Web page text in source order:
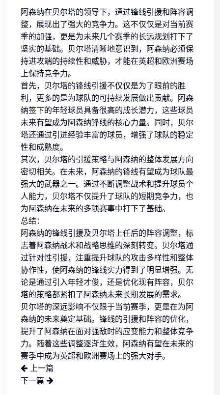
阿森纳在贝尔塔的领导下，通过锋线引援和阵容调
整，展现出了强大的竞争力。这不仅仅是对当前赛
季的加强，更是为未来几个赛季的长远规划打下了
坚实的基础。贝尔塔清晰地意识到，阿森纳必须保
持进攻端的持续性和威胁，才能在英超和欧洲赛场
上保持竞争力。
首先，贝尔塔的锋线引援不仅仅是为了眼前的胜
利，更多的是为球队的可持续发展做出贡献。阿森
纳签下的年轻球员具备很高的成长潜力，这些球员
未来有望成为阿森纳锋线的核心力量。同时，贝尔
塔还通过引进经验丰富的球员，增强了球队的稳定
性和成熟度。
其次，贝尔塔的引援策略与阿森纳的整体发展方向
密切相关。在未来，阿森纳的锋线有望成为球队最
强大的武器之一。通过不断调整战术和提升球员个
人能力，贝尔塔不仅提升了球队的短期竞争力，也
为阿森纳在未来的多项赛事中打下了基础。
总结：
阿森纳的锋线引援及贝尔塔上任后的阵容调整，标
志着阿森纳战术和战略思维的深刻转变。贝尔塔通
过针对性引援，注重提升球队的攻击多样性和整体
协作性，使阿森纳的锋线实力得到了明显增强。无
论是通过引入年轻才俊，还是优化现有阵容，贝尔
塔的策略都紧扣了阿森纳未来长期发展的需求。
贝尔塔的深远影响不仅限于当前赛季，更是在为阿
森纳的未来奠定基础。锋线的引援和阵容的优化，
提升了阿森纳在面对强敌时的应变能力和整体竞争
力。随着这些调整逐渐生效，阿森纳有望在未来的
赛季中成为英超和欧洲赛场上的强大对手。
上一篇
下一篇